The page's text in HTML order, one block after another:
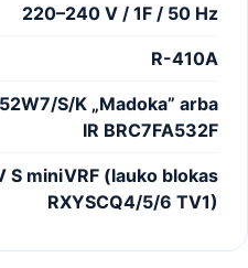
220–240 V / 1F / 50 Hz
R-410A
S/K „Madoka” arba
IR BRC7FA532F
S miniVRF (lauko blokas
RXYSCQ4/5/6 TV1)